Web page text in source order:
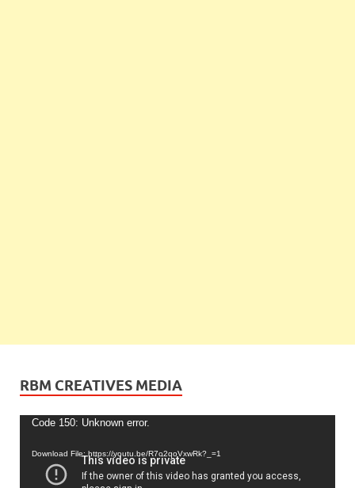
RBM CREATIVES MEDIA
Video
Code 150: Unknown error.
Download File: https://youtu.be/R7o2qoVxwRk?_=1